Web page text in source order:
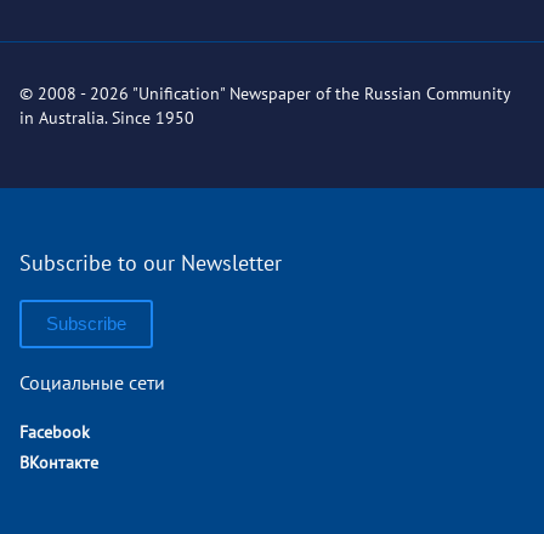
© 2008 - 2026 "Unification" Newspaper of the Russian Community
in Australia. Since 1950
Subscribe to our Newsletter
Subscribe
Социальные сети
Facebook
ВКонтакте